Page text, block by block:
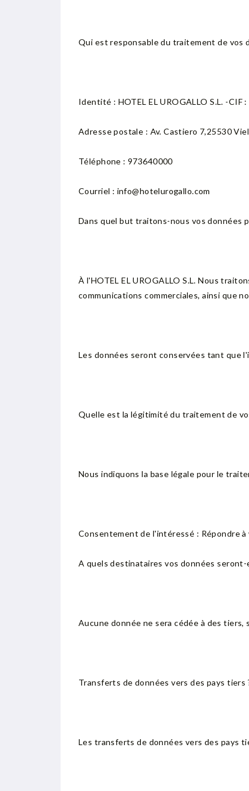
Qui est responsable du traitement de vos
Identité : HOTEL EL UROGALLO S.L. -CIF
Adresse postale : Av. Castiero 7,25530
Téléphone : 973640000
Courriel : info@hotelurogallo.com
Dans quel but traitons-nous vos données
À l'HOTEL EL UROGALLO S.L. Nous
communications commerciales, ainsi que
Les données seront conservées tant que
Quelle est la légitimité du traitement de
Nous indiquons la base légale pour le
Consentement de l'intéressé : Répondre
A quels destinataires vos données seront-
Aucune donnée ne sera cédée à des tiers,
Transferts de données vers des pays tiers
Les transferts de données vers des pays